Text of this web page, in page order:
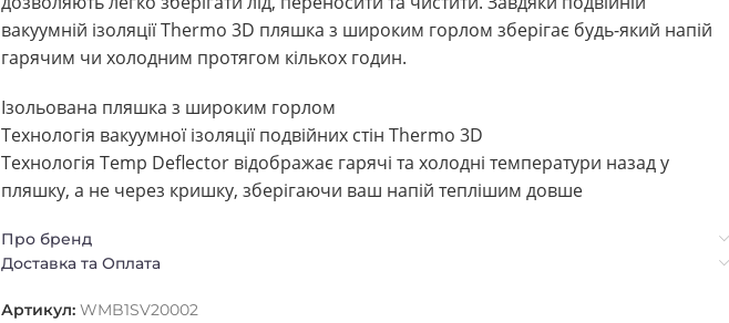
вакуумній ізоляції Thermo 3D пляшка з широким горлом зберігає будь-який напій
гарячим чи холодним протягом кількох годин.
Ізольована пляшка з широким горлом
Технологія вакуумної ізоляції подвійних стін Thermo 3D
Технологія Temp Deflector відображає гарячі та холодні температури назад у
пляшку, а не через кришку, зберігаючи ваш напій теплішим довше
присмаку
Залишається холодним протягом 24+ годин і гарячим до 12 годин
Легко чистити
Про бренд
Доставка та Оплата
Артикул: WMB1SV20002